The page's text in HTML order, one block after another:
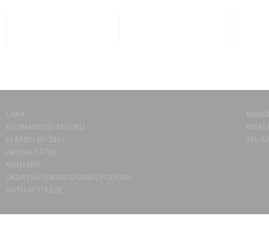
LAIPA
ES IZMANTOJU MŪZIKU
ES RADU MŪZIKU
AKTUALITĀTES
KONTAKTI
SĪKDATŅU IZMANTOŠANAS POLITIKA
DATU APSTRĀDE
TEL.